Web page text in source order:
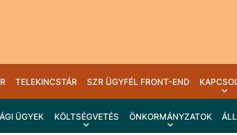
TELEKINCSTÁR SZR ÜGYFÉL FRONT-END
ÜGYEK KÖLTSÉGVETÉS ÖNKORMÁNYZATOK